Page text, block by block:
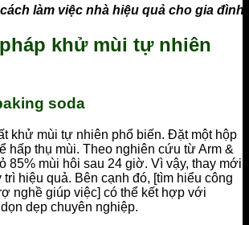
làm việc nhà hiệu quả cho gia đình
khử mùi tự nhiên
soda
khử mùi tự nhiên phổ biến. Đặt một hộp
hấp thụ mùi. Theo nghiên cứu từ Arm &
85% mùi hôi sau 24 giờ. Vì vậy, thay mới
trì hiệu quả. Bên cạnh đó, [tìm hiểu công
nghề giúp việc] có thể kết hợp với
dẹp chuyên nghiệp.